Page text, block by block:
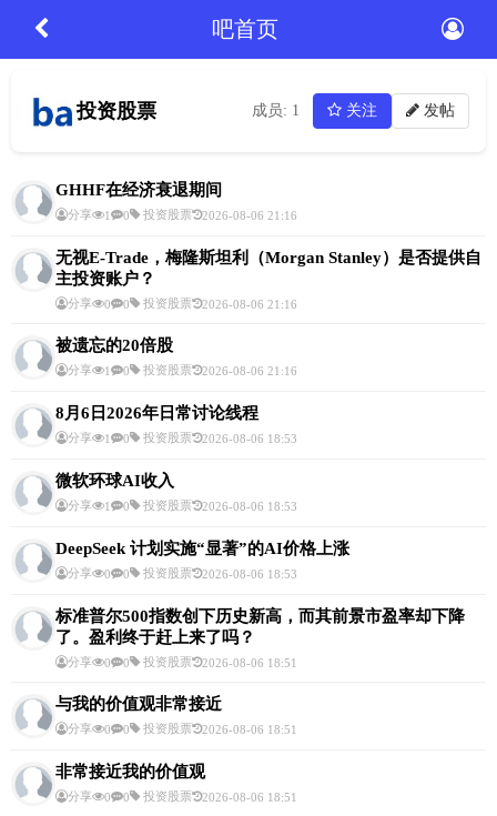
吧首页
投资股票 成员: 1 关注 发帖
GHHF在经济衰退期间
分享 1 0 投资股票 2026-08-06 21:16
无视E-Trade，梅隆斯坦利（Morgan Stanley）是否提供自
主投资账户？
分享 0 0 投资股票 2026-08-06 21:16
被遗忘的20倍股
分享 1 0 投资股票 2026-08-06 21:16
8月6日2026年日常讨论线程
分享 1 0 投资股票 2026-08-06 18:53
微软环球AI收入
分享 1 0 投资股票 2026-08-06 18:53
DeepSeek 计划实施“显著”的AI价格上涨
分享 0 0 投资股票 2026-08-06 18:53
标准普尔500指数创下历史新高，而其前景市盈率却下降
了。盈利终于赶上来了吗？
分享 0 0 投资股票 2026-08-06 18:51
与我的价值观非常接近
分享 0 0 投资股票 2026-08-06 18:51
非常接近我的价值观
分享 0 0 投资股票 2026-08-06 18:51